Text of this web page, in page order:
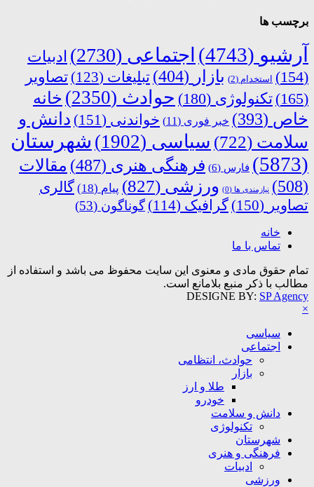
برچسب ها
آرشیو (4743) اجتماعی (2730)
ادبیات
(154)
استخدام (2) بازار (404) تبلیغات (123)
تصاویر
(165)
تکنولوژی (180) حوادث (2350)
خانه
خاص (393) خبر فوری (11) خواندنی (151)
دانش و
سلامت (722) سیاسی (1902)
شهرستان
(5873)
فارس (6) فرهنگی هنری (487)
مقالات
(508)
نیازمندی ها (0) ورزشی (827) پیام (18)
گالری
تصاویر (150) گرافیک (114) گوناگون (53)
خانه
تماس با ما
تمام حقوق مادی و معنوی این سایت محفوظ می باشد و استفاده از
مطالب با ذکر منبع بلامانع است.
DESIGNE BY: SP Agency
×
سیاسی
اجتماعی
حوادث، انتظامی
بازار
طلا و ارز
خودرو
دانش و سلامت
تکنولوژی
شهرستان
فرهنگی و هنری
ادبیات
ورزشی